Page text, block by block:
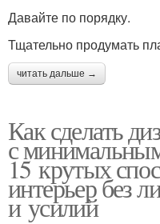
Давайте по порядку.
Тщательно продумать
читать дальше →
Как сделать
с
15 крутых
интерьер без
и усилий